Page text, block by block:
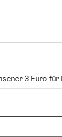
3 Euro für